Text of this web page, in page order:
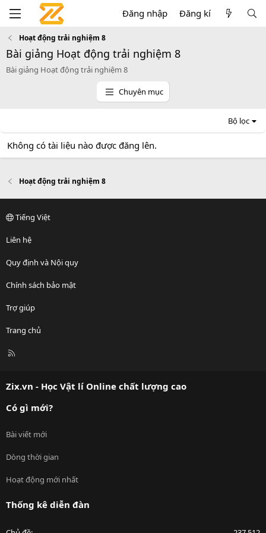
Đăng nhập Đăng kí
Hoạt động trải nghiệm 8
Bài giảng Hoạt động trải nghiệm 8
Bài giảng Hoạt động trải nghiệm 8
Chuyên mục
Bộ lọc
Không có tài liệu nào được đăng lên.
Hoạt động trải nghiệm 8
Tiếng Việt
Liên hệ
Quy định và Nội quy
Chính sách bảo mật
Trợ giúp
Trang chủ
R
Zix.vn - Học Vật lí Online chất lượng cao
Có gì mới?
Bài viết mới
Dòng thời gian
Hoạt động mới nhất
Thống kê diễn đàn